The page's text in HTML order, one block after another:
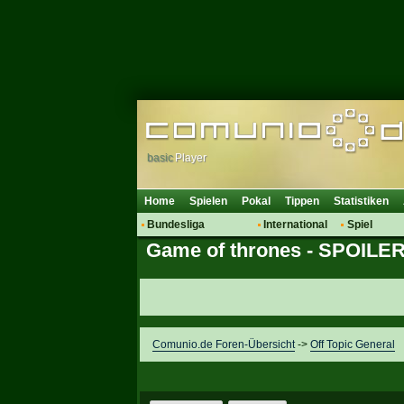
basic Player
Home Spielen Pokal Tippen Statistiken
Bundesliga
Hot News
Vereinsdiskussion
International
Vereine
Spiel
Regeln &
Game of thrones -
Comunio.de Foren-Übersicht-> Off Topic General